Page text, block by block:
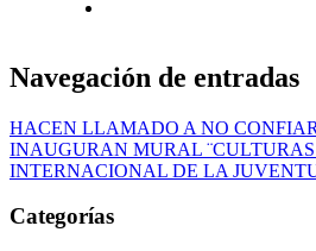
Navegación de entradas
HACEN LLAMADO A NO
INAUGURAN MURAL ¨CULTURAS
INTERNACIONAL DE LA
Categorías